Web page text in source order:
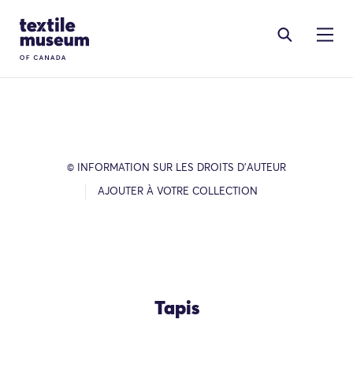
Site Logo
© INFORMATION SUR LES DROITS D’AUTEUR
AJOUTER À VOTRE COLLECTION
Tapis